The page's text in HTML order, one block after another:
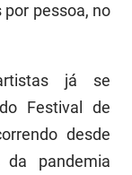
pessoa, no
já se
Festival de
desde
pandemia